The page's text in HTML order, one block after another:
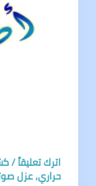
اترك تعليقاً/
حراري,عزل